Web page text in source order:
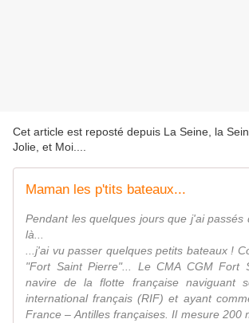
Cet article est reposté depuis La Seine, la
Jolie, et Moi...
Maman les p'tits bateaux...
Pendant les quelques jours que j'ai passés
là...
...j'ai vu passer quelques petits bateaux !
"Fort Saint Pierre"... Le CMA CGM Fort
navire de la flotte française naviguant
international français (RIF) et ayant
France – Antilles françaises. Il mesure 200